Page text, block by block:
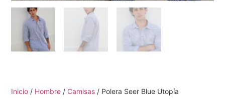
Inicio / Hombre / Camisas / Polera Seer Blue Utopía